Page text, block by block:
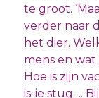
te groot.
verder naar
het dier.
mens en wat
Hoe is zijn
is-ie stug….